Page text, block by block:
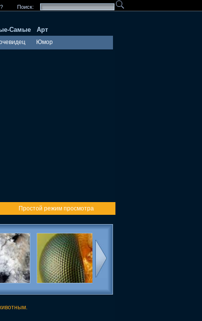
Поиск:
Юмор
Самые Арт
Простой режим просмотра